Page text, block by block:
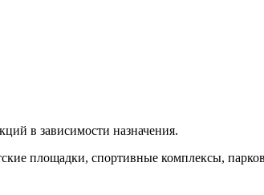
в зависимости назначения.
площадки, спортивные комплексы,